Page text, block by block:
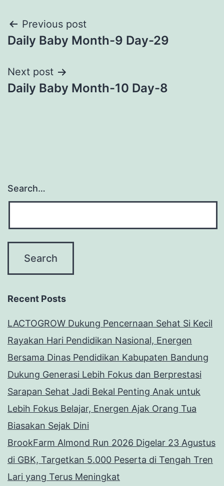
Post
navigation
Previous post
Daily Baby Month-9 Day-29
Next post
Daily Baby Month-10 Day-8
Search…
Recent Posts
LACTOGROW Dukung Pencernaan Sehat Si Kecil
Rayakan Hari Pendidikan Nasional, Energen
Bersama Dinas Pendidikan Kabupaten Bandung
Dukung Generasi Lebih Fokus dan Berprestasi
Sarapan Sehat Jadi Bekal Penting Anak untuk
Lebih Fokus Belajar, Energen Ajak Orang Tua
Biasakan Sejak Dini
BrookFarm Almond Run 2026 Digelar 23 Agustus
di GBK, Targetkan 5.000 Peserta di Tengah Tren
Lari yang Terus Meningkat